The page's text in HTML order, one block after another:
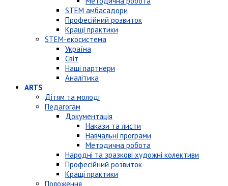
STEM амбасадори
Професійний розвиток
Кращі практики
STEM-екосистема
Україна
Світ
Наші партнери
Аналітика
ARTS
Дітям та молоді
Педагогам
Документація
Накази та листи
Навчальні програми
Методична робота
Народні та зразкові художні колективи
Професійний розвиток
Кращі практики
Положення